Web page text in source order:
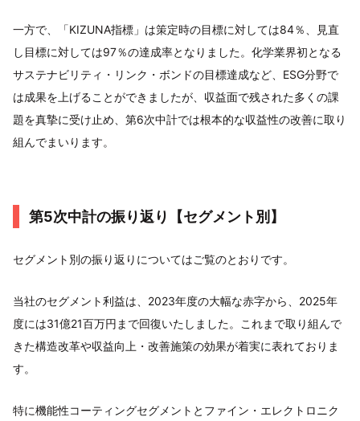
一方で、「KIZUNA指標」は策定時の目標に対しては84％、見直
し目標に対しては97％の達成率となりました。化学業界初となる
サステナビリティ・リンク・ボンドの目標達成など、ESG分野で
は成果を上げることができましたが、収益面で残された多くの課
題を真摯に受け止め、第6次中計では根本的な収益性の改善に取り
組んでまいります。
第5次中計の振り返り【セグメント別】
セグメント別の振り返りについてはご覧のとおりです。
当社のセグメント利益は、2023年度の大幅な赤字から、2025年
度には31億21百万円まで回復いたしました。これまで取り組んで
きた構造改革や収益向上・改善施策の効果が着実に表れておりま
す。
特に機能性コーティングセグメントとファイン・エレクトロニク